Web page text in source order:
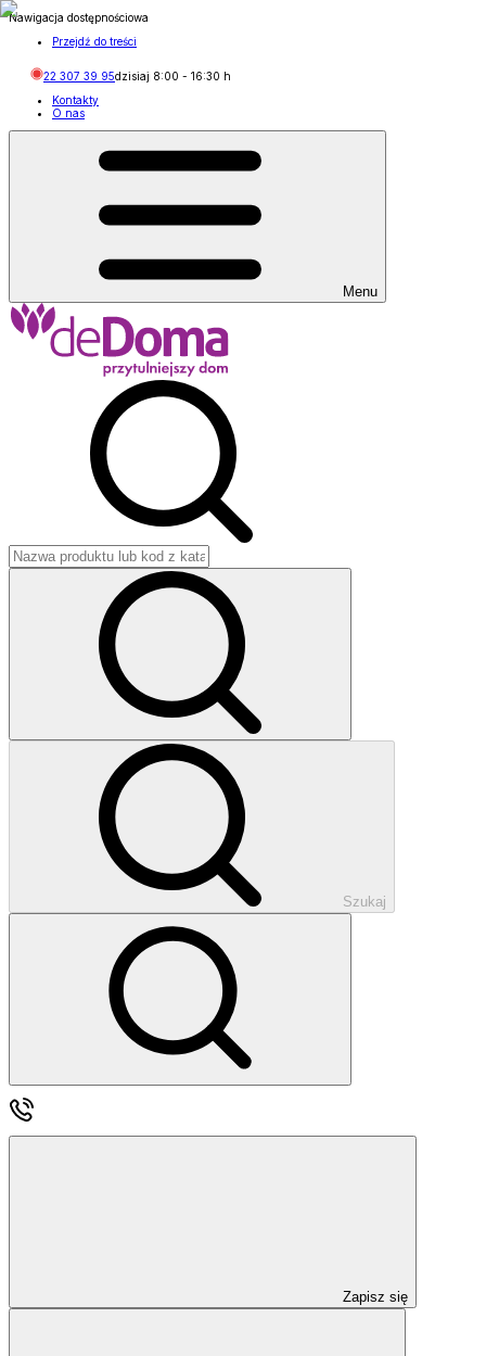
Nawigacja dostępnościowa
Przejdź do treści
22 307 39 95dzisiaj 8:00 - 16:30 h
Kontakty
O nas
Menu
Szukaj
Zapisz się